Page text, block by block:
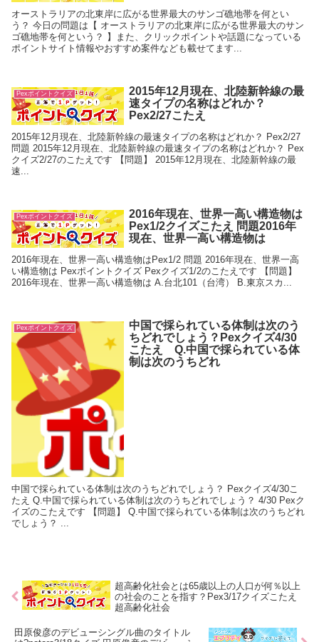
オーストラリアの北東岸に広がる世界最大のサンゴ礁地帯を何とい
う？ 今日の問題は【 オーストラリアの北東岸に広がる世界最大のサン
ゴ礁地帯を何という？ 】また、クリックポイントや話題になっている
ポイントサイト情報やおすすめ案件なども載せてます...
Pexポイントクイズ
2015年12月現在、北陸新幹線の最
速タイプの名称はどれか？
Pex2/27こたえ
2015年12月現在、北陸新幹線の最速タイプの名称はどれか？ Pex2/27
問題 2015年12月現在、北陸新幹線の最速タイプの名称はどれか？ Pex
クイズ2/27のこたえです 【問題】 2015年12月現在、北陸新幹線の最
速...
Pexポイントクイズ
2016年現在、世界一高い構造物は
Pex1/2クイズこたえ 問題2016年
現在、世界一高い構造物は
2016年現在、世界一高い構造物はPex1/2 問題 2016年現在、世界一高
い構造物は Pexポイントクイズ Pexクイズ1/2のこたえです 【問題】
2016年現在、世界一高い構造物は A.台北101（台湾） B.東京スカ...
Pexポイントクイズ
中国で採られている体制は次のう
ちどれでしょう？Pexクイズ4/30
こたえ Q.中国で採られている体
制は次のうちどれ
中国で採られている体制は次のうちどれでしょう？ Pexクイズ4/30こ
たえ Q.中国で採られている体制は次のうちどれでしょう？ 4/30 Pexク
イズのこたえです 【問題】 Q.中国で採られている体制は次のうちどれ
でしょう？ ...
超高齢化社会とは65歳以上の人口が何％以上
の社会のことを指す？Pex3/17クイズこたえ
超高齢化社会
田原俊彦のデビューシングル曲のタイトル